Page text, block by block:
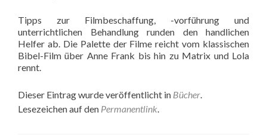
Tipps zur Filmbeschaffung, -vorführung und
unterrichtlichen Behandlung runden den handlichen
Helfer ab. Die Palette der Filme reicht vom klassischen
Bibel-Film über Anne Frank bis hin zu Matrix und Lola
rennt.
Dieser Eintrag wurde veröffentlicht in Bücher.
Lesezeichen auf den Permanentlink.